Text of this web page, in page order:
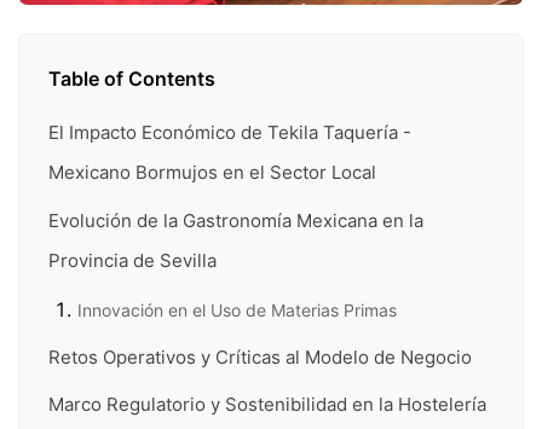
Table of Contents
El Impacto Económico de Tekila Taquería -
Mexicano Bormujos en el Sector Local
Evolución de la Gastronomía Mexicana en la
Provincia de Sevilla
Innovación en el Uso de Materias Primas
Retos Operativos y Críticas al Modelo de Negocio
Marco Regulatorio y Sostenibilidad en la Hostelería